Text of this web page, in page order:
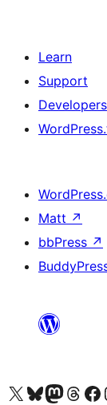
Learn
Support
Developers
Matt ↗
bbPress ↗
Visit our X (formerly Twitter) account
Посетите наш Bluesky налог
Visit our Mastodon
Посетите наш налог на Threads-у Visit our